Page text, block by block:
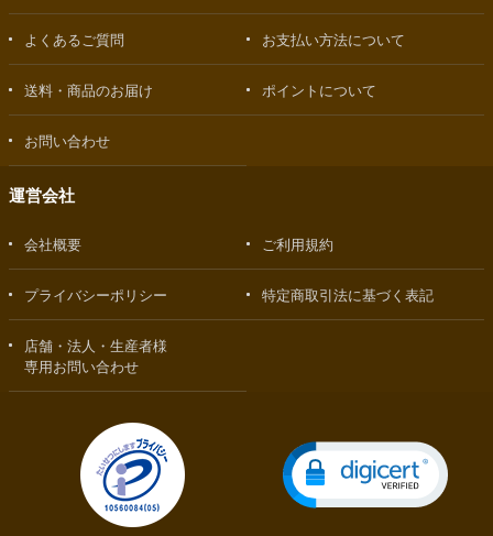
よくあるご質問 お支払い方法について
送料・商品のお届け ポイントについて
お問い合わせ
運営会社
会社概要 ご利用規約
プライバシーポリシー 特定商取引法に基づく表記
店舗・法人・生産者様
専用お問い合わせ